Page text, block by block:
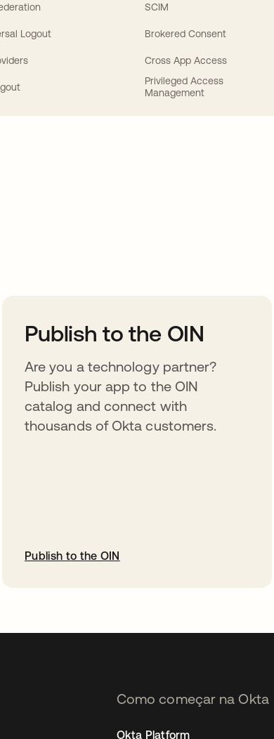
Logout
SCIM
Brokered Consent
Cross App Access
Privileged Access
Management
Publish to the OIN
Are you a technology partner?
Publish your app to the OIN
catalog and connect with
thousands of Okta customers.
Publish to the OIN
Como começar na Okta
Okta Platform